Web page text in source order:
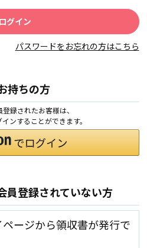
パスワードをお忘れの方はこちら
持ちの方
録されたお客様は、
ンすることができます。
員登録されていない方
ージから領収書が発行で